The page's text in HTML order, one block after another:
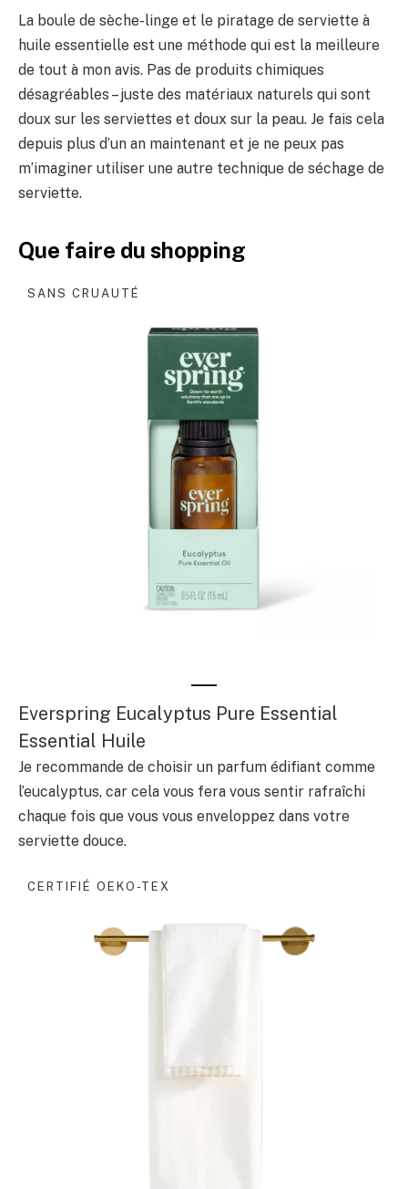
La boule de sèche-linge et le piratage de serviette à
huile essentielle est une méthode qui est la meilleure
de tout à mon avis. Pas de produits chimiques
désagréables – juste des matériaux naturels qui sont
doux sur les serviettes et doux sur la peau. Je fais cela
depuis plus d’un an maintenant et je ne peux pas
m’imaginer utiliser une autre technique de séchage de
serviette.
Que faire du shopping
SANS CRUAUTÉ
Everspring Eucalyptus Pure Essential
Essential Huile
Je recommande de choisir un parfum édifiant comme
l’eucalyptus, car cela vous fera vous sentir rafraîchi
chaque fois que vous vous enveloppez dans votre
serviette douce.
CERTIFIÉ OEKO-TEX